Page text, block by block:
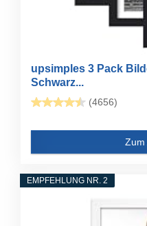
upsimples 3 Pack
Schwarz...
(4656)
Zum
EMPFEHLUNG NR. 2